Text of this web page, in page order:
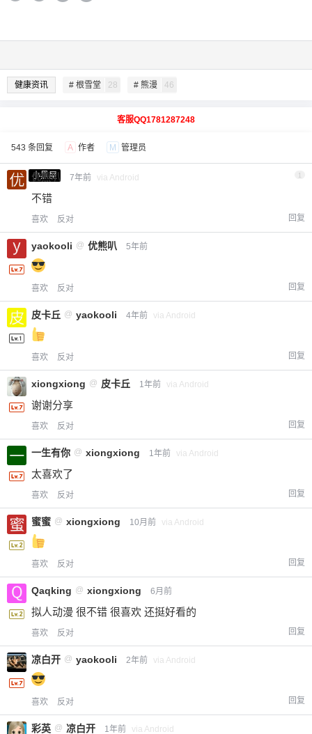
健康资讯 # 根雪堂 28 # 熊漫 46
客服QQ1781287248
543 条回复 A 作者 M 管理员
小黑屋
优熊叭 7年前 via Android
不错
喜欢 反对 回复
yaokooli @ 优熊叭 5年前
喜欢 反对 回复
皮卡丘 @ yaokooli 4年前 via Android
喜欢 反对 回复
xiongxiong @ 皮卡丘 1年前 via Android
谢谢分享
喜欢 反对 回复
一生有你 @ xiongxiong 1年前 via Android
太喜欢了
喜欢 反对 回复
蜜蜜 @ xiongxiong 10月前 via Android
喜欢 反对 回复
Qaqking @ xiongxiong 6月前
拟人动漫 很不错 很喜欢 还挺好看的
喜欢 反对 回复
凉白开 @ yaokooli 2年前 via Android
喜欢 反对 回复
彩英 @ 凉白开 1年前 via Android